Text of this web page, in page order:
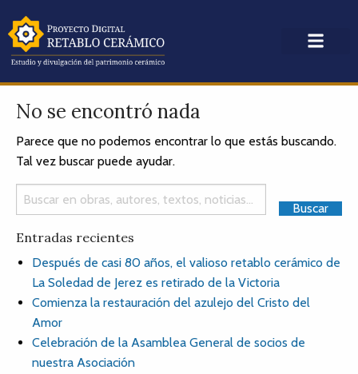
No se encontró nada
Parece que no podemos encontrar lo que estás buscando.
Tal vez buscar puede ayudar.
Entradas recientes
Después de casi 80 años, el valioso retablo cerámico de
La Soledad de Jerez es retirado de la Victoria
Comienza la restauración del azulejo del Cristo del
Amor
Celebración de la Asamblea General de socios de
nuestra Asociación